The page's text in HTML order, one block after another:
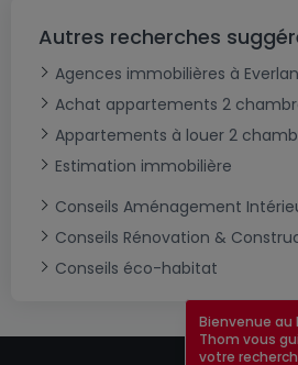
Autres recherches
Agences immobilières à
Achat appartements 2
Appartements à louer 2
Estimation immobilière
Conseils Aménagement
Conseils Rénovation &
Conseils éco-habitat
Bienvenue au
Thom vous
votre